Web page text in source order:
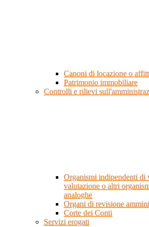
Canoni di locazione o
Patrimonio immobiliare
Controlli e rilievi
Organismi indipendenti di
valutazione o altri
analoghe
Organi di revisione
Corte dei Conti
Servizi erogati